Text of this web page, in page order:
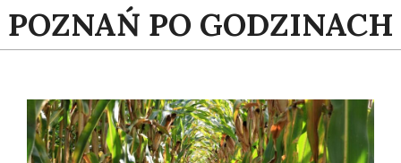
to
content
POZNAŃ PO GODZINACH